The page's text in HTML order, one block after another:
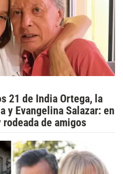
21 de India Ortega, la
y Evangelina Salazar: en
rodeada de amigos